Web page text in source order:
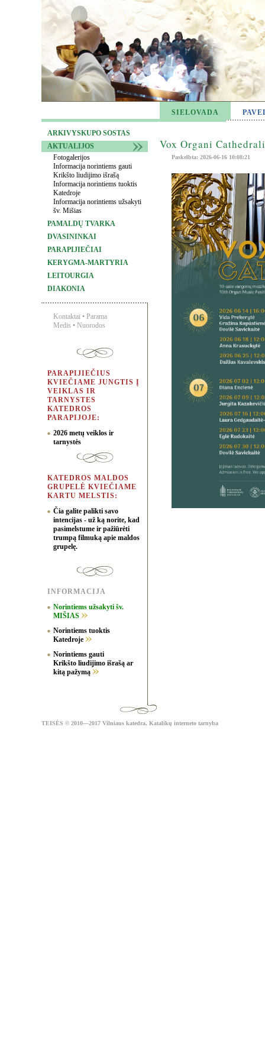
SIELOVADA
ARKIVYSKUPO SOSTAS
AKTUALIJOS
Fotogalerijos
Informacija norintiems gauti
Krikšto liudijimo išrašą
Informacija norintiems tuoktis
Katedroje
Informacija norintiems užsakyti
šv. Mišias
PAMALDŲ TVARKA
DVASININKAI
PARAPIJIEČIAI
KERYGMA-MARTYRIA
LEITOURGIA
DIAKONIA
Kontaktai • Parama
Medis • Nuorodos
PARAPIJIEČIUS
KVIEČIAME JUNGTIS Į
VEIKLAS IR
TARNYSTES
KATEDROS
PARAPIJOJE:
2026 metų veiklos ir
tarnystės
KATEDROS MALDOS
GRUPELĖ KVIEČIAME
KARTU MELSTIS:
Čia galite palikti savo
intencijas - už ką norite, kad
pasimelstume ir pažiūrėti
trumpą filmuką apie maldos
grupelę.
INFORMACIJA
Norintiems užsakyti šv.
MIŠIAS
Norintiems tuoktis
Katedroje
Norintiems gauti
Krikšto liudijimo išrašą ar
kitą pažymą
Vox Organi
Paskelbta: 2026-06-16 10:08:21
TEISĖS © 2010—2017 Vilniaus katedra, Katalikų interneto tarnyba